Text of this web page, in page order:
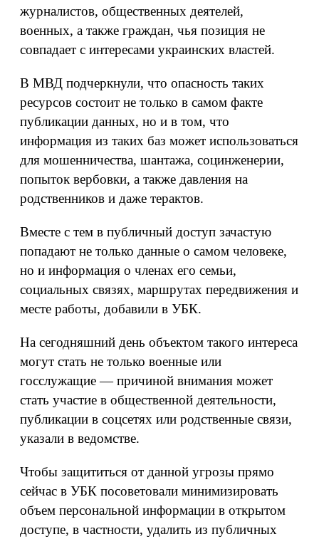
журналистов, общественных деятелей,
военных, а также граждан, чья позиция не
совпадает с интересами украинских властей.
В МВД подчеркнули, что опасность таких
ресурсов состоит не только в самом факте
публикации данных, но и в том, что
информация из таких баз может использоваться
для мошенничества, шантажа, социнженерии,
попыток вербовки, а также давления на
родственников и даже терактов.
Вместе с тем в публичный доступ зачастую
попадают не только данные о самом человеке,
но и информация о членах его семьи,
социальных связях, маршрутах передвижения и
месте работы, добавили в УБК.
На сегодняшний день объектом такого интереса
могут стать не только военные или
госслужащие — причиной внимания может
стать участие в общественной деятельности,
публикации в соцсетях или родственные связи,
указали в ведомстве.
Чтобы защититься от данной угрозы прямо
сейчас в УБК посоветовали минимизировать
объем персональной информации в открытом
доступе, в частности, удалить из публичных